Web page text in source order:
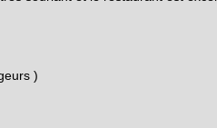
)